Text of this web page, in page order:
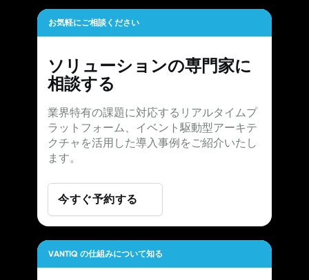
お気軽にご相談ください
ソリューションの専門家に
相談する
業界特有の課題に対応するリアルタイムプ
ラットフォーム、イベント駆動型アーキテ
クチャを活用した導入事例をご紹介いたし
ます。
今すぐ予約する
VANTIQ の仕組みについて知る